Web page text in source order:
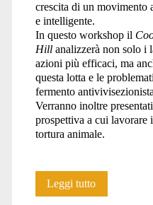
crescita di un movimento
e intelligente.
In questo workshop il
Hillanalizzerà non solo i
azioni più efficaci, ma
questa lotta e le
fermento
Verranno inoltre
prospettiva a cui lavorare
tortura animale.
Leggi tuttoIncontro